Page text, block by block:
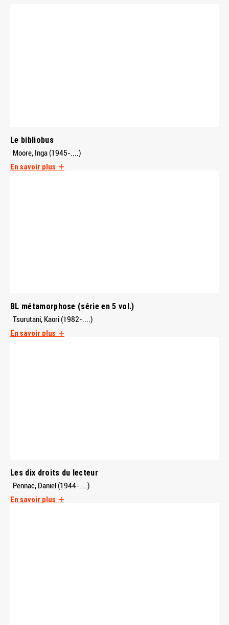
Le bibliobus
Moore, Inga (1945-....)
En savoir plus
BL métamorphose (série en 5 vol.)
Tsurutani, Kaori (1982-....)
En savoir plus
Les dix droits du lecteur
Pennac, Daniel (1944-....)
En savoir plus